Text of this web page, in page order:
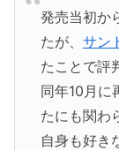
発売当初か
たが、 サン
たことで評
同年10月に
たにも関わ
自身も好き